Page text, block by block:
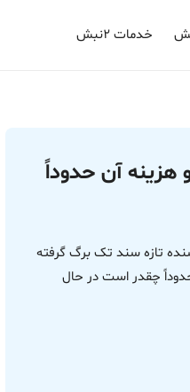
خدمات ۲نبش
هزینه آن حدوداً
تازه سند تک برگ گرفته
چقدر است در حال